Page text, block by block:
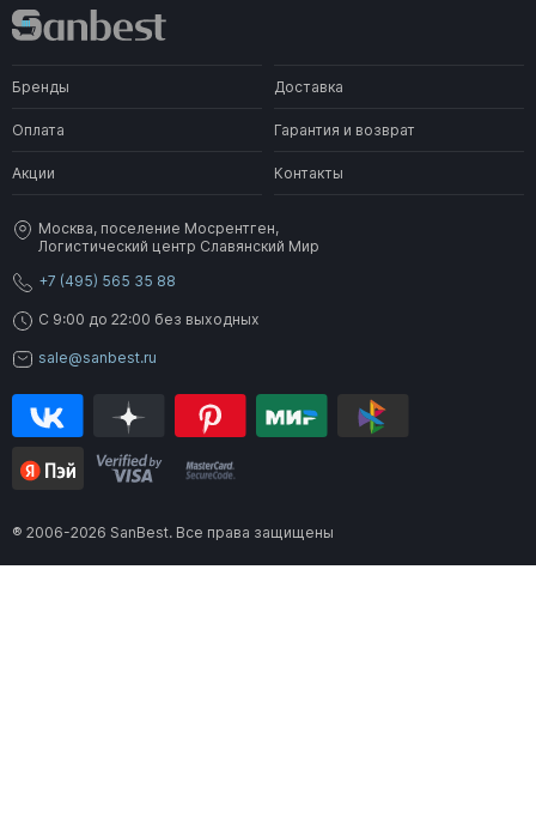
Бренды Доставка
Оплата Гарантия и возврат
Акции Контакты
Москва, поселение Мосрентген,
Логистический центр Славянский Мир
+7 (495) 565 35 88
C 9:00 до 22:00 без выходных
sale@sanbest.ru
® 2006-2026 SanBest. Все права защищены